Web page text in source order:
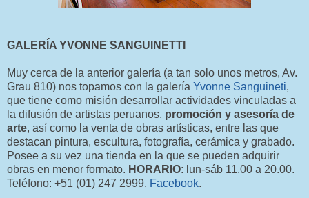
GALERÍA YVONNE SANGUINETTI
Muy cerca de la anterior galería (a tan solo unos metros, Av.
Grau 810) nos topamos con la galería Yvonne Sanguineti,
que tiene como misión desarrollar actividades vinculadas a
la difusión de artistas peruanos, promoción y asesoría de
arte, así como la venta de obras artísticas, entre las que
destacan pintura, escultura, fotografía, cerámica y grabado.
Posee a su vez una tienda en la que se pueden adquirir
obras en menor formato. HORARIO: lun-sáb 11.00 a 20.00.
Teléfono: +51 (01) 247 2999. Facebook.